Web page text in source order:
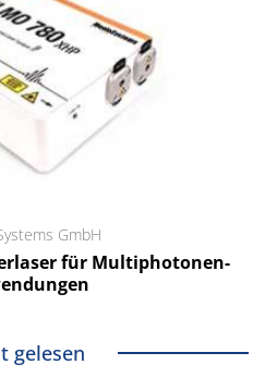
GmbH
für Multiphotonen-
gelesen